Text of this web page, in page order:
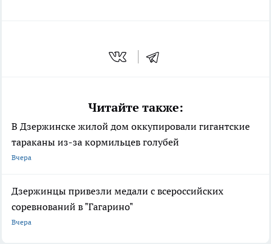
Читайте также:
В Дзержинске жилой дом оккупировали гигантские
тараканы из-за кормильцев голубей
Вчера
Дзержинцы привезли медали с всероссийских
соревнований в "Гагарино"
Вчера